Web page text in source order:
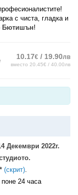
с чиста, гладка и
Бютишън!
10.17€ / 19.90лв
вместо 20.45€ / 40.00лв
Декември 2022г.
(скрит).
24 часа